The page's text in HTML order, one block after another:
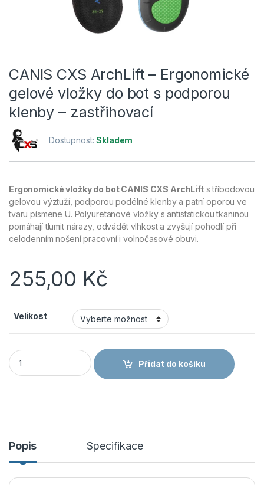
CANIS CXS ArchLift – Ergonomické
gelové vložky do bot s podporou
klenby – zastřihovací
Dostupnost:Skladem
Ergonomické vložky do bot CANIS CXS ArchLifts tříbodovou
gelovou výztuží, podporou podélné klenby a patní oporou ve
tvaru písmene U. Polyuretanové vložky s antistatickou tkaninou
pomáhají tlumit nárazy, odvádět vlhkost a zvyšují pohodlí při
celodenním nošení pracovní i volnočasové obuvi.
255,00 Kč
Velikost
CANIS CXS ArchLift - Ergonomické gelové vložky do bot s
Přidat do košíku
Popis Specifikace